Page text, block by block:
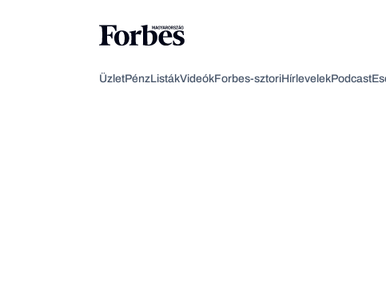
ÜzletPénzListákVideókForbes-sztoriHírlevelekPodcast